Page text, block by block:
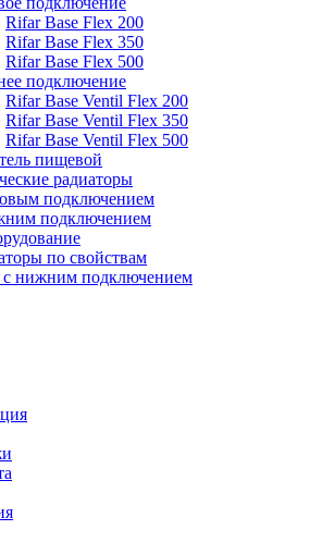
Rifar Base Flex 200
Rifar Base Flex 350
Rifar Base Flex 500
подключение
Rifar Base Ventil Flex 200
Rifar Base Ventil Flex 350
Rifar Base Ventil Flex 500
пищевой
радиаторы
подключением
подключением
по свойствам
с нижним подключением